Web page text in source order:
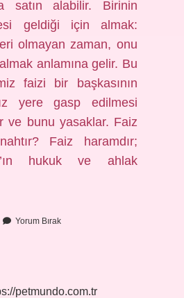
satın alabilir. Birinin
geldiği için almak:
olmayan zaman, onu
anlamına gelir. Bu
faizi bir başkasının
yere gasp edilmesi
ve bunu yasaklar. Faiz
Faiz haramdır;
hukuk ve ahlak
Yorum Bırak
petmundo.com.tr